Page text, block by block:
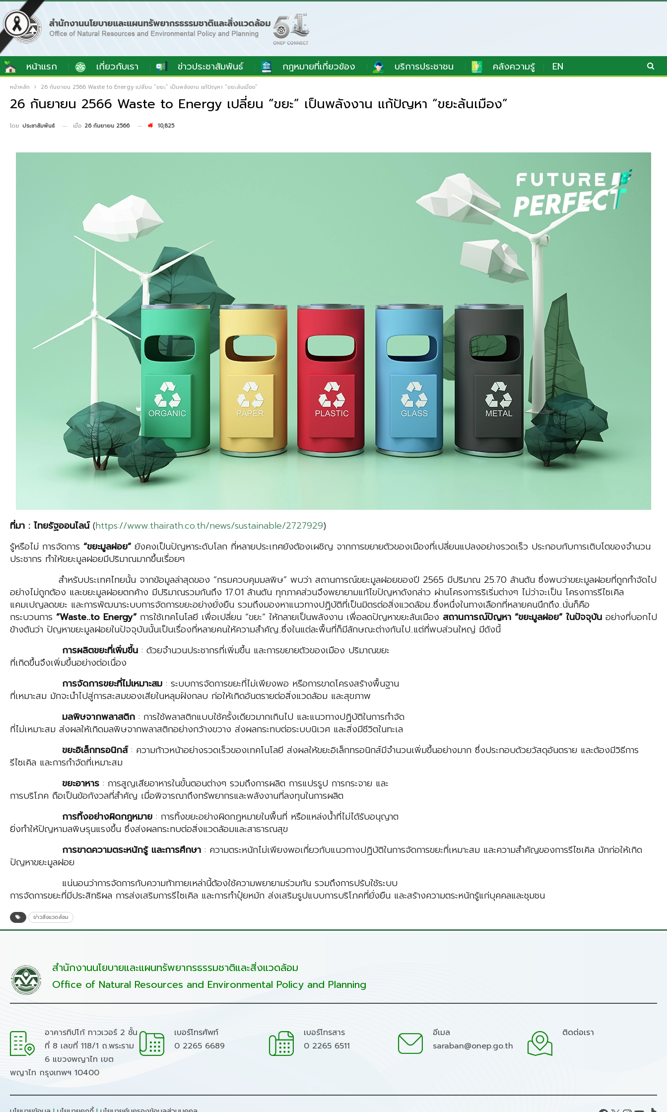
หน้าแรก เกี่ยวกับเรา ข่าวประชาสัมพันธ์ กฎหมายที่เกี่ยวข้อง บริการประชาชน คลังความรู้ EN
หน้าหลัก 26 กันยายน 2566 Waste to Energy เปลี่ยน “ขยะ” เป็นพลังงาน แก้ปัญหา “ขยะล้นเมือง”
26 กันยายน 2566 Waste to Energy เปลี่ยน “ขยะ” เป็นพลังงาน แก้ปัญหา “ขยะล้นเมือง”
โดย ประชาสัมพันธ์ เมื่อ 26 กันยายน 2566 10,825
ที่มา : ไทยรัฐออนไลน์(https://www.thairath.co.th/news/sustainable/2727929)
รู้หรือไม่ การจัดการ “ขยะมูลฝอย”ยังคงเป็นปัญหาระดับโลก ที่หลายประเทศยังต้องเผชิญ จากการขยายตัวของเมืองที่เปลี่ยนแปลงอย่างรวดเร็ว ประกอบกับการเติบโตของจำนวน
ประชากร ทำให้ขยะมูลฝอยมีปริมาณมากขึ้นเรื่อยๆ
สำหรับประเทศไทยนั้น จากข้อมูลล่าสุดของ “กรมควบคุมมลพิษ” พบว่า สถานการณ์ขยะมูลฝอยของปี 2565 มีปริมาณ 25.70 ล้านตัน ซึ่งพบว่าขยะมูลฝอยที่ถูกกำจัดไป
อย่างไม่ถูกต้อง และขยะมูลฝอยตกค้าง มีปริมาณรวมกันถึง 17.01 ล้านตัน ทุกภาคส่วนจึงพยายามแก้ไขปัญหาดังกล่าว ผ่านโครงการริเริ่มต่างๆ ไม่ว่าจะเป็น โครงการรีไซเคิล
แคมเปญลดขยะ และการพัฒนาระบบการจัดการขยะอย่างยั่งยืน รวมถึงมองหาแนวทางปฏิบัติที่เป็นมิตรต่อสิ่งแวดล้อม..ซึ่งหนึ่งในทางเลือกที่หลายคนนึกถึง..นั่นก็คือ
กระบวนการ “Waste..to Energy” การใช้เทคโนโลยี เพื่อเปลี่ยน “ขยะ” ให้กลายเป็นพลังงาน เพื่อลดปัญหาขยะล้นเมือง สถานการณ์ปัญหา “ขยะมูลฝอย” ในปัจจุบัน อย่างที่บอกไป
ข้างต้นว่า ปัญหาขยะมูลฝอยในปัจจุบันนั้นเป็นเรื่องที่หลายคนให้ความสำคัญ..ซึ่งในแต่ละพื้นที่ก็มีลักษณะต่างกันไป..แต่ที่พบส่วนใหญ่ มีดังนี้
การผลิตขยะที่เพิ่มขึ้น : ด้วยจำนวนประชากรที่เพิ่มขึ้น และการขยายตัวของเมือง ปริมาณขยะ
ที่เกิดขึ้นจึงเพิ่มขึ้นอย่างต่อเนื่อง
การจัดการขยะที่ไม่เหมาะสม : ระบบการจัดการขยะที่ไม่เพียงพอ หรือการขาดโครงสร้างพื้นฐาน
ที่เหมาะสม มักจะนำไปสู่การสะสมของเสียในหลุมฝังกลบ ก่อให้เกิดอันตรายต่อสิ่งแวดล้อม และสุขภาพ
มลพิษจากพลาสติก : การใช้พลาสติกแบบใช้ครั้งเดียวมากเกินไป และแนวทางปฏิบัติในการกำจัด
ที่ไม่เหมาะสม ส่งผลให้เกิดมลพิษจากพลาสติกอย่างกว้างขวาง ส่งผลกระทบต่อระบบนิเวศ และสิ่งมีชีวิตในทะเล
ขยะอิเล็กทรอนิกส์: ความก้าวหน้าอย่างรวดเร็วของเทคโนโลยี ส่งผลให้ขยะอิเล็กทรอนิกส์มีจำนวนเพิ่มขึ้นอย่างมาก ซึ่งประกอบด้วยวัสดุอันตราย และต้องมีวิธีการ
รีไซเคิล และการกำจัดที่เหมาะสม
ขยะอาหาร : การสูญเสียอาหารในขั้นตอนต่างๆ รวมถึงการผลิต การแปรรูป การกระจาย และ
การบริโภค ถือเป็นข้อกังวลที่สำคัญ เมื่อพิจารณาถึงทรัพยากรและพลังงานที่ลงทุนในการผลิต
การทิ้งอย่างผิดกฎหมาย : การทิ้งขยะอย่างผิดกฎหมายในพื้นที่ หรือแหล่งน้ำที่ไม่ได้รับอนุญาต
ยิ่งทำให้ปัญหามลพิษรุนแรงขึ้น ซึ่งส่งผลกระทบต่อสิ่งแวดล้อมและสาธารณสุข
การขาดความตระหนักรู้ และการศึกษา : ความตระหนักไม่เพียงพอเกี่ยวกับแนวทางปฏิบัติในการจัดการขยะที่เหมาะสม และความสำคัญของการรีไซเคิล มักก่อให้เกิด
ปัญหาขยะมูลฝอย
แน่นอนว่าการจัดการกับความท้าทายเหล่านี้ต้องใช้ความพยายามร่วมกัน รวมถึงการปรับใช้ระบบ
การจัดการขยะที่มีประสิทธิผล การส่งเสริมการรีไซเคิล และการทำปุ๋ยหมัก ส่งเสริมรูปแบบการบริโภคที่ยั่งยืน และสร้างความตระหนักรู้แก่บุคคลและชุมชน
ข่าวสิ่งแวดล้อม
สำนักงานนโยบายและแผนทรัพยากรธรรมชาติและสิ่งแวดล้อม
Office of Natural Resources and Environmental Policy and Planning
อาคารทิปโก้ ทาวเวอร์ 2 ชั้น
ที่ 8 เลขที่ 118/1 ถ.พระราม
6 แขวงพญาไท เขต
พญาไท กรุงเทพฯ 10400
เบอร์โทรศัพท์
0 2265 6689
เบอร์โทรสาร
0 2265 6511
อีเมล
saraban@onep.go.th
ติดต่อเรา